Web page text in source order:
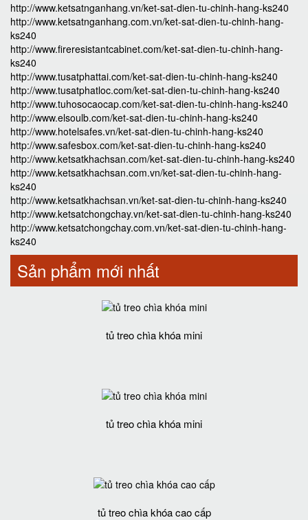
http://www.ketsatnganhang.vn/ket-sat-dien-tu-chinh-hang-ks240
http://www.ketsatnganhang.com.vn/ket-sat-dien-tu-chinh-hang-
ks240
http://www.fireresistantcabinet.com/ket-sat-dien-tu-chinh-hang-
ks240
http://www.tusatphattai.com/ket-sat-dien-tu-chinh-hang-ks240
http://www.tusatphatloc.com/ket-sat-dien-tu-chinh-hang-ks240
http://www.tuhosocaocap.com/ket-sat-dien-tu-chinh-hang-ks240
http://www.elsoulb.com/ket-sat-dien-tu-chinh-hang-ks240
http://www.hotelsafes.vn/ket-sat-dien-tu-chinh-hang-ks240
http://www.safesbox.com/ket-sat-dien-tu-chinh-hang-ks240
http://www.ketsatkhachsan.com/ket-sat-dien-tu-chinh-hang-ks240
http://www.ketsatkhachsan.com.vn/ket-sat-dien-tu-chinh-hang-
ks240
http://www.ketsatkhachsan.vn/ket-sat-dien-tu-chinh-hang-ks240
http://www.ketsatchongchay.vn/ket-sat-dien-tu-chinh-hang-ks240
http://www.ketsatchongchay.com.vn/ket-sat-dien-tu-chinh-hang-
ks240
Sản phẩm mới nhất
tủ treo chìa khóa mini
tủ treo chìa khóa mini
tủ treo chìa khóa cao cấp